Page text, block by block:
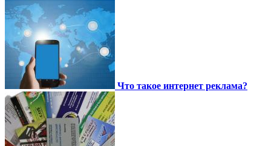
Что такое интернет реклама?